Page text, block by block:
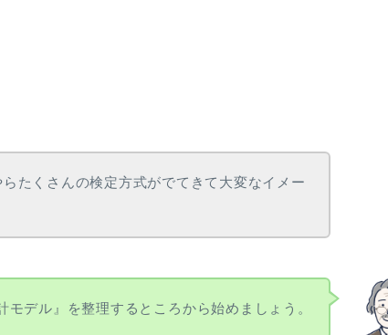
たくさんの検定方式がでてきて大変なイメー
モデル』を整理するところから始めましょう。